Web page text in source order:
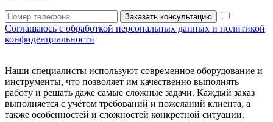
Заказать консультацию
Соглашаюсь с обработкой персональных данных и политикой
конфиденциальности
Наши специалисты используют современное оборудование и
инструменты, что позволяет им качественно выполнять
работу и решать даже самые сложные задачи. Каждый заказ
выполняется с учётом требований и пожеланий клиента, а
также особенностей и сложностей конкретной ситуации.